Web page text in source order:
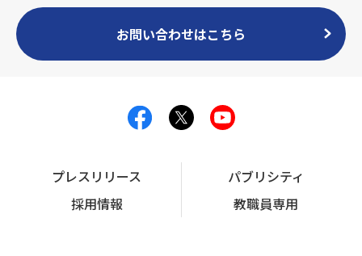
お問い合わせはこちら
プレスリリース
パブリシティ
採用情報
教職員専用